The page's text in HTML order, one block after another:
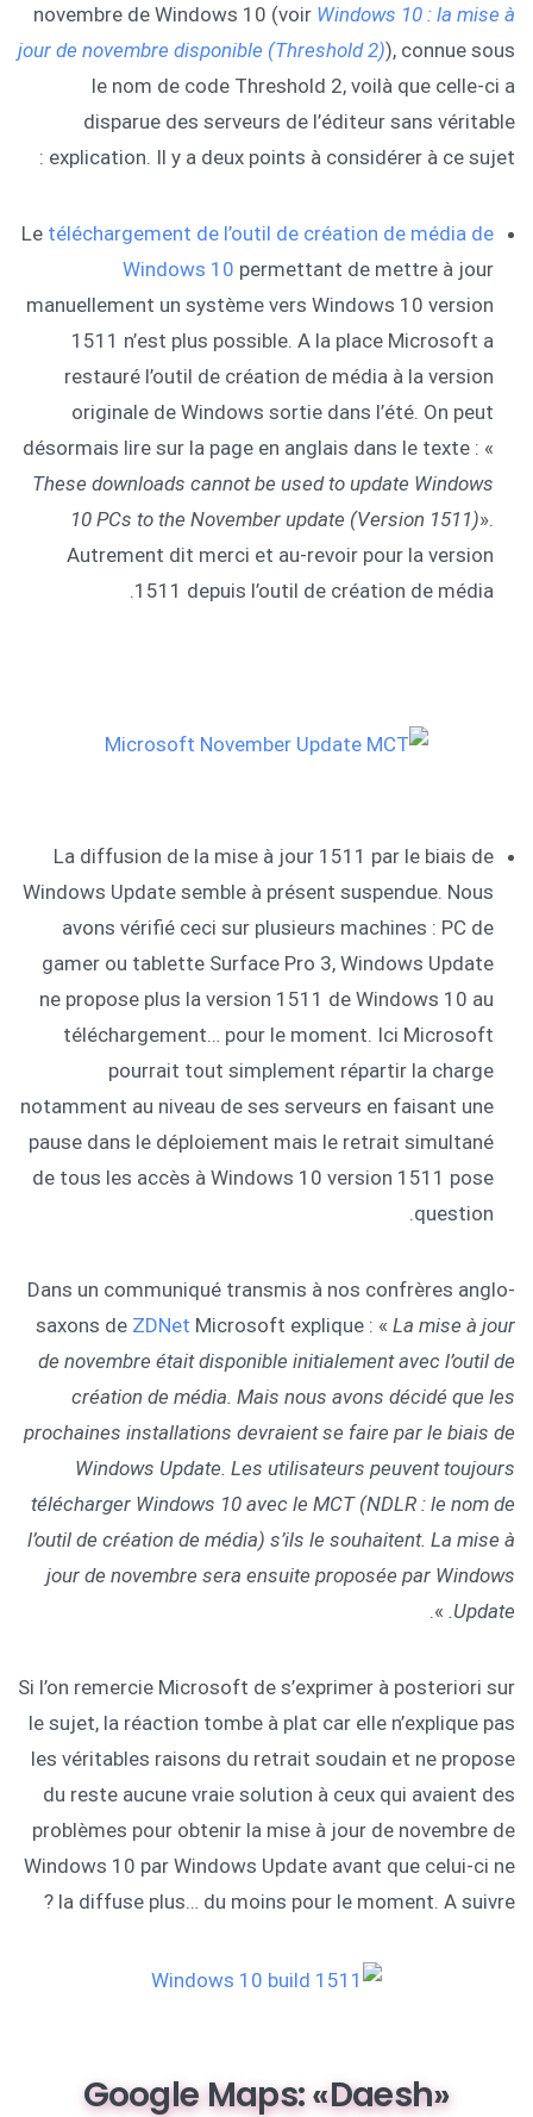
novembre de Windows 10 (voir Windows 10 : la mise à
jour de novembre disponible (Threshold 2)), connue sous
le nom de code Threshold 2, voilà que celle-ci a
disparue des serveurs de l’éditeur sans véritable
explication. Il y a deux points à considérer à ce sujet :
Le téléchargement de l’outil de création de média de
Windows 10 permettant de mettre à jour
manuellement un système vers Windows 10 version
1511 n’est plus possible. A la place Microsoft a
restauré l’outil de création de média à la version
originale de Windows sortie dans l’été. On peut
désormais lire sur la page en anglais dans le texte : «
These downloads cannot be used to update Windows
10 PCs to the November update (Version 1511)».
Autrement dit merci et au-revoir pour la version
1511 depuis l’outil de création de média.
La diffusion de la mise à jour 1511 par le biais de
Windows Update semble à présent suspendue. Nous
avons vérifié ceci sur plusieurs machines : PC de
gamer ou tablette Surface Pro 3, Windows Update
ne propose plus la version 1511 de Windows 10 au
téléchargement… pour le moment. Ici Microsoft
pourrait tout simplement répartir la charge
notamment au niveau de ses serveurs en faisant une
pause dans le déploiement mais le retrait simultané
de tous les accès à Windows 10 version 1511 pose
question.
Dans un communiqué transmis à nos confrères anglo-
saxons de ZDNet Microsoft explique : « La mise à jour
de novembre était disponible initialement avec l’outil de
création de média. Mais nous avons décidé que les
prochaines installations devraient se faire par le biais de
Windows Update. Les utilisateurs peuvent toujours
télécharger Windows 10 avec le MCT (NDLR : le nom de
l’outil de création de média) s’ils le souhaitent. La mise à
jour de novembre sera ensuite proposée par Windows
Update.
».
Si l’on remercie Microsoft de s’exprimer à posteriori sur
le sujet, la réaction tombe à plat car elle n’explique pas
les véritables raisons du retrait soudain et ne propose
du reste aucune vraie solution à ceux qui avaient des
problèmes pour obtenir la mise à jour de novembre de
Windows 10 par Windows Update avant que celui-ci ne
la diffuse plus… du moins pour le moment. A suivre ?
Google Maps: «Daesh»